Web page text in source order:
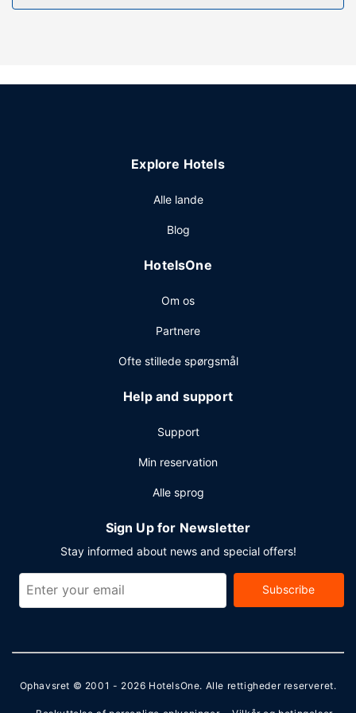
udsigt, eller du kan drage fordel af rekreative tilbud,
ved poolen samt de 2 barer/lounger, hvor du kan slappe af
mod gebyr dagligt fra kl. 07.00 til kl. 11.00.
limousine- eller luksusbilservice og gratis aviser i lobbyen.
Explore Hotels
Alle lande
Blog
HotelsOne
Om os
Partnere
Ofte stillede spørgsmål
Help and support
Support
Min reservation
Alle sprog
Sign Up for Newsletter
Stay informed about news and special offers!
Subscribe
Ophavsret © 2001 - 2026 HotelsOne. Alle rettigheder reserveret.